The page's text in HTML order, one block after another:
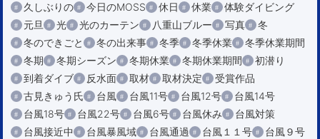
久しぶりの
今日のMOSS 休日 休業
体験ダイビング
元旦
光 光のカーテン 八重山ブルー 写真
冬
冬のできごと
冬の出来事 冬季 冬季休業
冬季休業期間
冬期
冬期シーズン 冬期休業 冬期休業期間
初潜り
到着ダイブ
反水面 取材 取材決定
受賞作品
古見きゅう氏
台風 台風11号 台風12号
台風14号
台風18号
台風22号 台風6号 台風休み
台風対策
台風接近中
台風暴風域 台風通過 台風１１号
台風９号